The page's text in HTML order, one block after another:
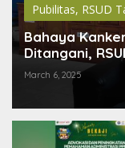
Pubilitas, RSUD
Bahaya
Ditangani,
Dampaknya
March 6, 2025